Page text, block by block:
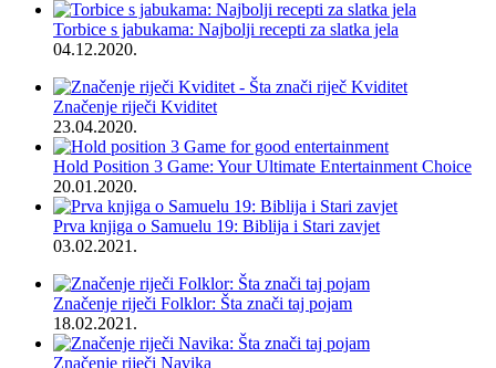
Torbice s jabukama: Najbolji recepti za slatka jela
04.12.2020.
Značenje riječi Kviditet
23.04.2020.
Hold Position 3 Game: Your Ultimate Entertainment Choice
20.01.2020.
Prva knjiga o Samuelu 19: Biblija i Stari zavjet
03.02.2021.
Značenje riječi Folklor: Šta znači taj pojam
18.02.2021.
Značenje riječi Navika